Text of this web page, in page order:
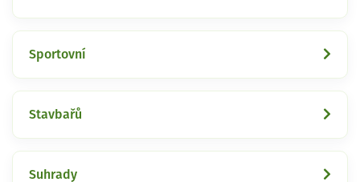
Sportovní
Stavbařů
Suhrady